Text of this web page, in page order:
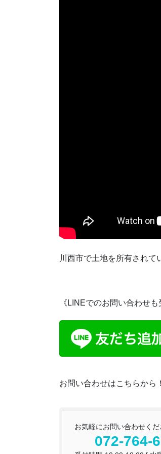
川西市で土地を所有されて
《LINEでのお問い合わせも
お問い合わせはこちらから！
お気軽にお問い合わせくだ
072-764-